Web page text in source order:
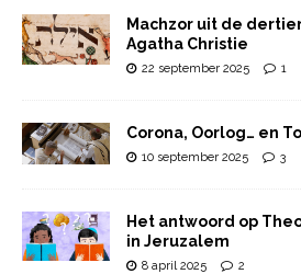
Machzor uit de
Agatha Christie
22 september 2025 1
Corona, Oorlog… en
10 september 2025 3
Het antwoord op
in Jeruzalem
8 april 2025 2